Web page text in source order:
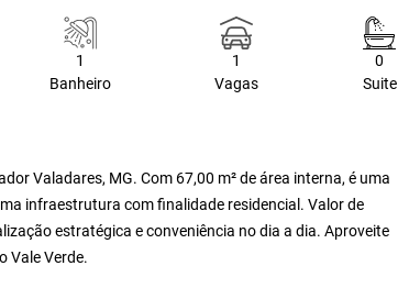
1
Banheiro
1
Vagas
0
Suite
Valadares, MG. Com 67,00 m² de área interna, é uma
infraestrutura com finalidade residencial. Valor de
estratégica e conveniência no dia a dia. Aproveite
Vale Verde.